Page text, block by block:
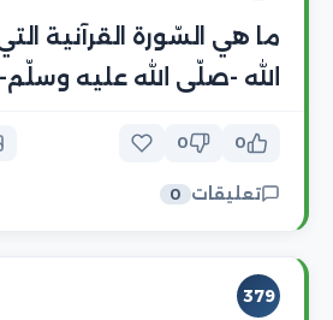
ما هي السّورة القرآنية
الله -صلّى الله عليه
0
0
تعليقات 0
379